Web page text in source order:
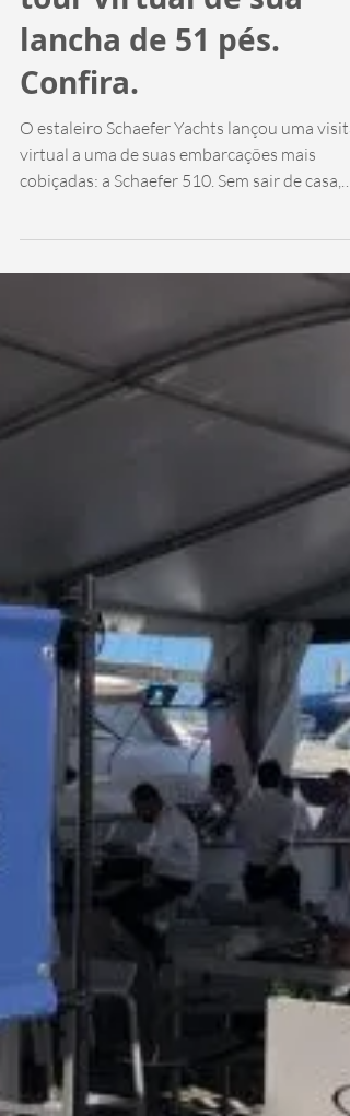
lancha de 51 pés.
Confira.
O estaleiro Schaefer Yachts lançou uma visita
virtual a uma de suas embarcações mais
cobiçadas: a Schaefer 510. Sem sair de casa,